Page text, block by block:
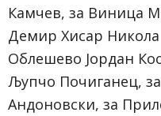
Камчев, за Виница
Демир Хисар
Облешево Јордан
Љупчо Почиганец,
Андоновски, за